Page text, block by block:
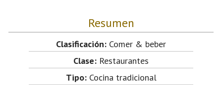
Resumen
Clasificación: Comer & beber
Clase: Restaurantes
Tipo:Cocina tradicional